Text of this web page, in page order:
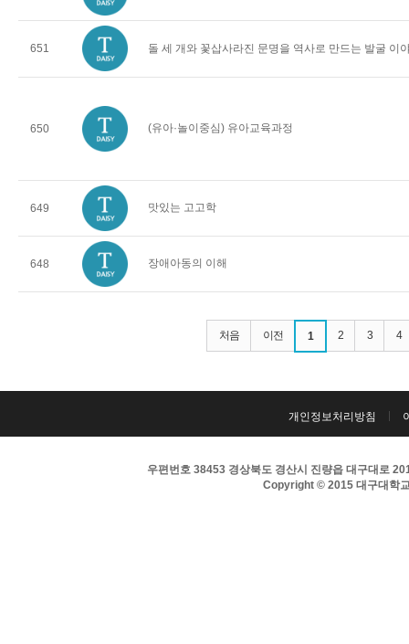
651 돌 세 개와 꽃삽사라진 문명을 역사로 만드는 발굴 이
650 (유아·놀이중심) 유아교육과정
649 맛있는 고고학
648 장애아동의 이해
처음 이전 1 2 3 4
개인정보처리방침
우편번호 38453 경상북도 경산시 진량읍 대구대로
Copyright © 2015 대구대학